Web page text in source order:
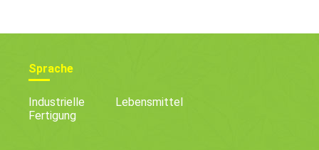
Sprache
Industrielle
Fertigung
Lebensmittel